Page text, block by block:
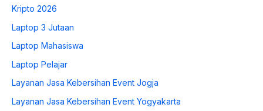
Kripto 2026
Laptop 3 Jutaan
Laptop Mahasiswa
Laptop Pelajar
Layanan Jasa Kebersihan Event Jogja
Layanan Jasa Kebersihan Event Yogyakarta